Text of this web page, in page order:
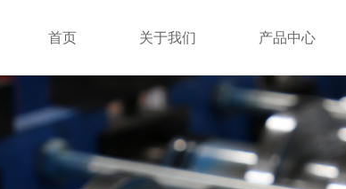
首页 关于我们 产品中心